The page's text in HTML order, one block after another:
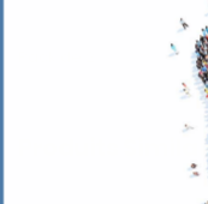
Produits